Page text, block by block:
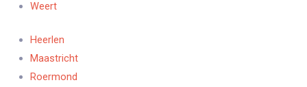
Weert
Heerlen
Maastricht
Roermond